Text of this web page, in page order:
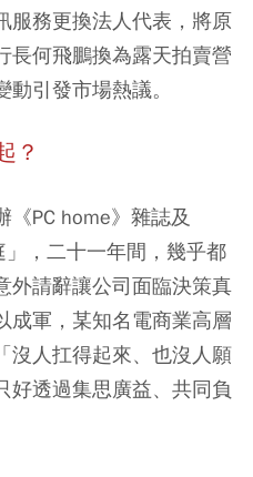
服務更換法人代表，將原
長何飛鵬換為露天拍賣營
引發市場熱議。
？
《PC home》雜誌及
」，二十一年間，幾乎都
外請辭讓公司面臨決策真
成軍，某知名電商業高層
沒人扛得起來、也沒人願
好透過集思廣益、共同負